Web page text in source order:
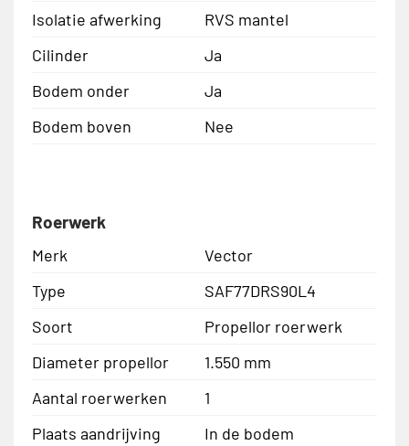
Isolatie afwerking
RVS mantel
Cilinder
Ja
Bodem onder
Ja
Bodem boven
Nee
Roerwerk
Merk
Vector
Type
SAF77DRS90L4
Soort
Propellor roerwerk
Diameter propellor
1.550 mm
Aantal roerwerken
1
Plaats aandrijving
In de bodem